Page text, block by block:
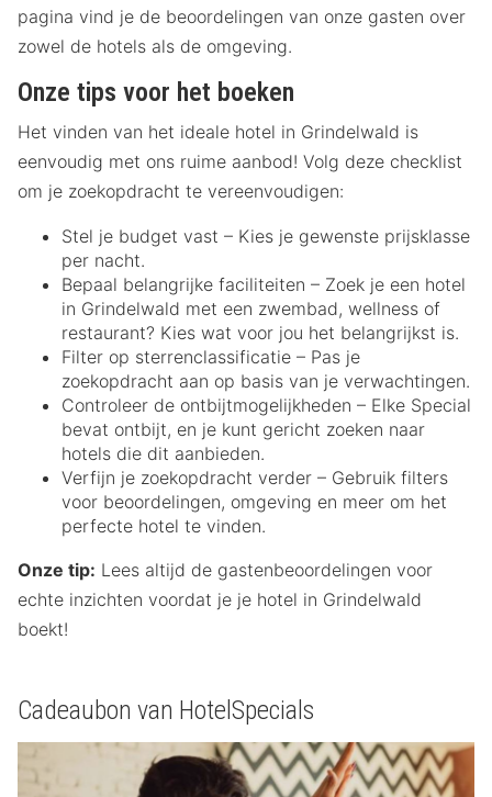
pagina vind je de beoordelingen van onze gasten over
zowel de hotels als de omgeving.
Onze tips voor het boeken
Het vinden van het ideale hotel in Grindelwald is
eenvoudig met ons ruime aanbod! Volg deze checklist
om je zoekopdracht te vereenvoudigen:
Stel je budget vast – Kies je gewenste prijsklasse
per nacht.
Bepaal belangrijke faciliteiten – Zoek je een hotel
in Grindelwald met een zwembad, wellness of
restaurant? Kies wat voor jou het belangrijkst is.
Filter op sterrenclassificatie – Pas je
zoekopdracht aan op basis van je verwachtingen.
Controleer de ontbijtmogelijkheden – Elke Special
bevat ontbijt, en je kunt gericht zoeken naar
hotels die dit aanbieden.
Verfijn je zoekopdracht verder – Gebruik filters
voor beoordelingen, omgeving en meer om het
perfecte hotel te vinden.
Onze tip: Lees altijd de gastenbeoordelingen voor
echte inzichten voordat je je hotel in Grindelwald
boekt!
Cadeaubon van HotelSpecials